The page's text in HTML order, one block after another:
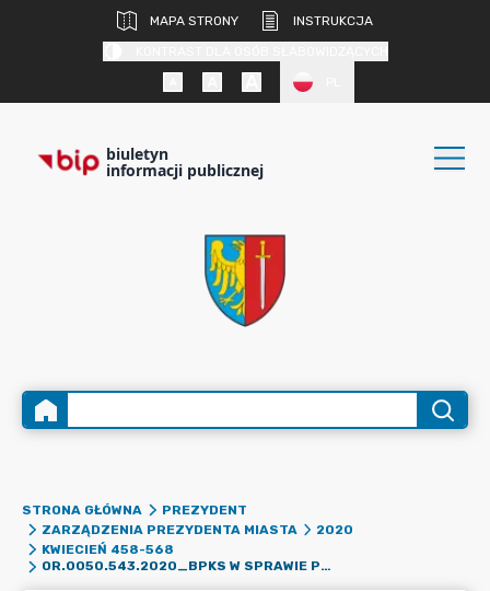
MAPA STRONY
INSTRUKCJA
biuletyn
informacji publicznej
STRONA GŁÓWNA
PREZYDENT
ZARZĄDZENIA PREZYDENTA MIASTA
2020
KWIECIEŃ 458-568
OR.0050.543.2020_BPKS W SPRAWIE PRZYZNANIA NAGRÓD KULTURALNYCH PREZYDENTA MIASTA ŻORY